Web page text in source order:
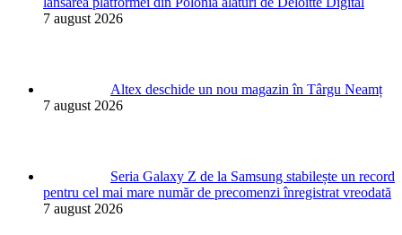
7 august 2026
Altex deschide un nou magazin în Târgu Neamț
7 august 2026
Seria Galaxy Z de la Samsung stabilește un record
pentru cel mai mare număr de precomenzi înregistrat vreodată
7 august 2026